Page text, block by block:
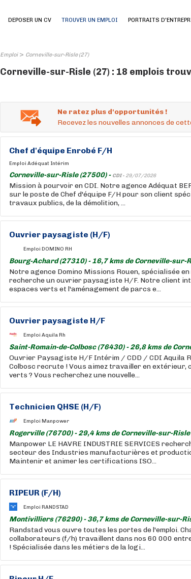
DEPOSER UN CV TROUVER UN EMPLOI PORTRAITS
Emploi> Corneville-sur-Risle (27)
Corneville-sur-Risle (27) : 18 emplois
Ne ratez plus d'opportunités !
Recevez les nouvelles annonces de
Chef d'équipe Enrobé F/H
Emploi Adéquat Intérim
Corneville-sur-Risle (27500) - CDI - 29/07/2026
Mission à pourvoir en CDI. Notre agence Adéquat
sur le poste de Chef d'équipe F/H pour son client
travaux publics, de la démolition, ...
Ouvrier paysagiste (H/F)
Emploi DOMINO RH
Bourg-Achard (27310) - 16,7 kms de Corneville-sur-
Notre agence Domino Missions Rouen, spécialisée
recherche un ouvrier paysagiste H/F. Notre client
espaces verts et l'aménagement de parcs e...
Ouvrier paysagiste H/F
Emploi Aquila Rh
Saint-Romain-de-Colbosc (76430) - 26,8 kms de
Ouvrier Paysagiste H/F Intérim / CDD / CDI Aquila
Colbosc recrute ! Vous aimez travailler en
verts ? Vous recherchez une nouvelle...
Technicien QHSE (H/F)
Emploi Manpower
Rogerville (76700) - 29,4 kms de Corneville-sur-
Manpower LE HAVRE INDUSTRIE SERVICES
secteur des Industries manufacturières et
Maintenir et animer les certifications ISO...
RIPEUR (F/H)
Emploi RANDSTAD
Montivilliers (76290) - 36,7 kms de Corneville-sur-
Randstad vous ouvre toutes les portes de l'emploi.
collaborateurs (f/h) travaillent dans nos 60 000
! Spécialisée dans les métiers de la logi...